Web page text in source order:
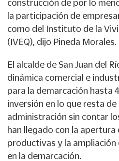
construcción de por lo
la participación de
como del Instituto de la
(IVEQ), dijo Pineda Morales.
El alcalde de San Juan del
dinámica comercial e
para la demarcación hasta
inversión en lo que resta
administración sin contar
han llegado con la apertura
productivas y la
en la demarcación.